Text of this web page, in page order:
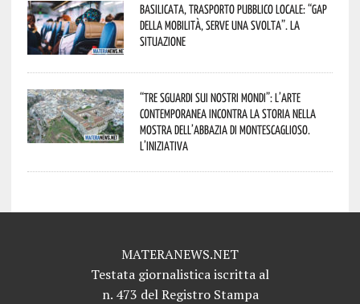
Basilicata, trasporto pubblico locale: “Gap
della mobilità, serve una svolta”. La
situazione
“Tre Sguardi sui Nostri Mondi”: l’arte
contemporanea incontra la storia nella
mostra dell’Abbazia di Montescaglioso.
L’iniziativa
MATERANEWS.NET
Testata giornalistica iscritta al
n. 473 del Registro Stampa